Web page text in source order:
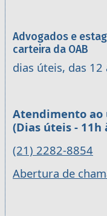
Advogados e
carteira da OAB
dias úteis, das 12
Atendimento ao
(Dias úteis - 11h
(21) 2282-8854
Abertura de